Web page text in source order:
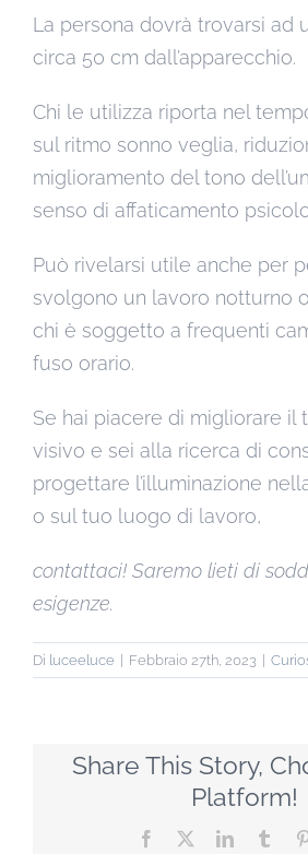
La persona dovrà trovarsi ad
circa 50 cm dall’apparecchio.
Chi le utilizza riporta nel
sul ritmo sonno veglia,
miglioramento del tono
senso di affaticamento
Può rivelarsi utile anche per
svolgono un lavoro notturno
chi è soggetto a frequenti
fuso orario.
Se hai piacere di migliorare il
visivo e sei alla ricerca di
progettare l’illuminazione
o sul tuo luogo di lavoro,
contattaci! Saremo lieti di
esigenze.
Di luceeluce | Febbraio 27th, 2023 |
Share This Story,
Platform!
Facebook LinkedIn